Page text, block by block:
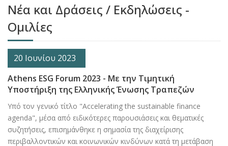
Νέα και Δράσεις / Εκδηλώσεις -
Ομιλίες
20 Ιουνίου 2023
Athens ESG Forum 2023 - Με την Τιμητική
Υποστήριξη της Ελληνικής Ένωσης Τραπεζών
Υπό τον γενικό τίτλο "Accelerating the sustainable finance
agenda", μέσα από ειδικότερες παρουσιάσεις και θεματικές
συζητήσεις, επισημάνθηκε η σημασία της διαχείρισης
περιβαλλοντικών και κοινωνικών κινδύνων κατά τη μετάβαση